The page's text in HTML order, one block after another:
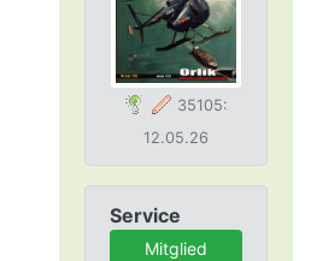
35105:
12.05.26
Service
Mitglied